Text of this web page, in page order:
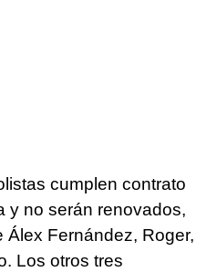
cumplen contrato
y no serán renovados,
Fernández, Roger,
Los otros tres